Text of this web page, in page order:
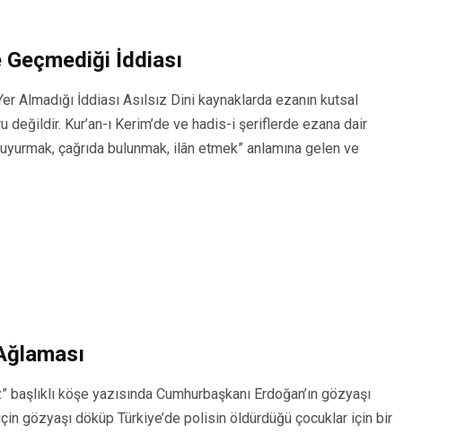
Geçmediği İddiası
Almadığı İddiası Asılsız Dini kaynaklarda ezanın kutsal
değildir. Kur’an-ı Kerim’de ve hadis-i şeriflerde ezana dair
çağrıda bulunmak, ilân etmek” anlamına gelen ve
köşe yazısında Cumhurbaşkanı Erdoğan’ın gözyaşı
için gözyaşı döküp Türkiye’de polisin öldürdüğü çocuklar için bir